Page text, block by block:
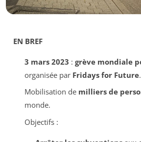
EN BREF
3 mars 2023 : grève mondiale
organisée par Fridays for Future.
Mobilisation de milliers de
monde.
Objectifs :